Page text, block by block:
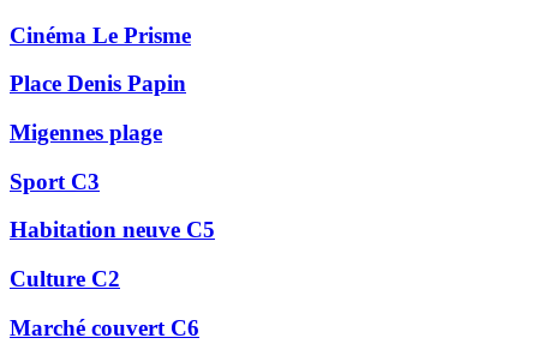
Cinéma Le Prisme
Place Denis Papin
Migennes plage
Sport C3
Habitation neuve C5
Culture C2
Marché couvert C6